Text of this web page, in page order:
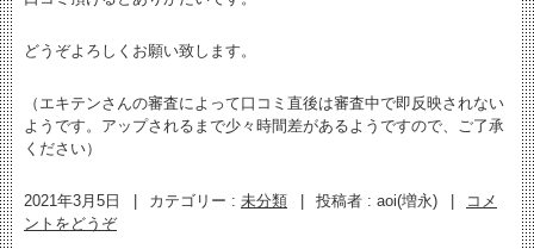
どうぞよろしくお願い致します。
（エキテンさんの審査によって口コミ直後は審査中で即反映されない
ようです。アップされるまで少々時間差があるようですので、ご了承
ください）
2021年3月5日 カテゴリー : 未分類 投稿者 : aoi(増永)
コメ
ントをどうぞ